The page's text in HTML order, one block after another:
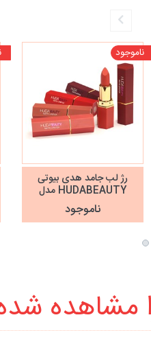
ناموجود
رژ لب جامد هدی بیوتی
HUDABEAUTY مدل
MATTE LIPSTICK
ناموجود
مشاهده